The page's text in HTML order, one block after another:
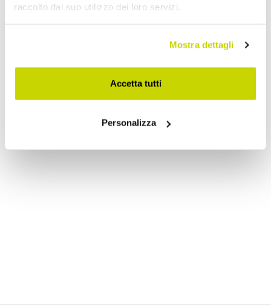
raccolto dal suo utilizzo dei loro servizi.
Mostra dettagli
Accetta tutti
Personalizza
Schwerer Luxus-
Bademantel aus Leinen
CHF 164,37